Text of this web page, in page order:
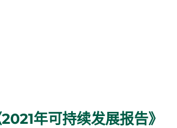
年可持续发展报告》